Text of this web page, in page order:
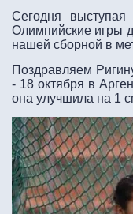
Сегодня
Олимпийские игры
нашей сборной в
Поздравляем
- 18 октября в
она улучшила на 1